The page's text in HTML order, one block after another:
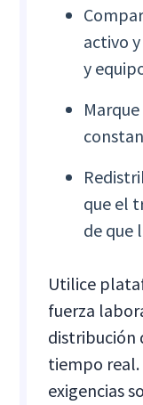
activo
y
que el
de que
Utilice
fuerza
distribución
tiempo real.
exigencias